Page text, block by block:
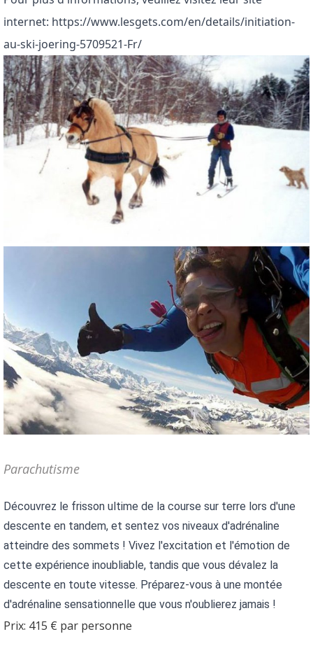
internet: https://www.lesgets.com/en/details/initiation-
au-ski-joering-5709521-Fr/
Parachutisme
Découvrez le frisson ultime de la course sur terre lors d'une
descente en tandem, et sentez vos niveaux d'adrénaline
atteindre des sommets ! Vivez l'excitation et l'émotion de
cette expérience inoubliable, tandis que vous dévalez la
descente en toute vitesse. Préparez-vous à une montée
d'adrénaline sensationnelle que vous n'oublierez jamais !
Prix: 415 € par personne